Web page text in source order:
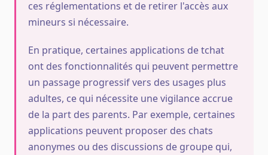
ces réglementations et de retirer l'accès aux
mineurs si nécessaire.
En pratique, certaines applications de tchat
ont des fonctionnalités qui peuvent permettre
un passage progressif vers des usages plus
adultes, ce qui nécessite une vigilance accrue
de la part des parents. Par exemple, certaines
applications peuvent proposer des chats
anonymes ou des discussions de groupe qui,